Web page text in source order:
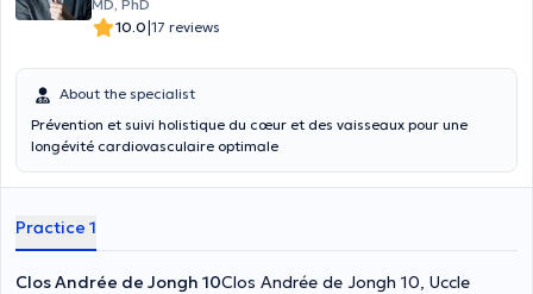
MD, PhD
10.0|17 reviews
About the specialist
Prévention et suivi holistique du cœur et des vaisseaux pour une
longévité cardiovasculaire optimale
Practice 1
Clos Andrée de Jongh 10Clos Andrée de Jongh 10, Uccle